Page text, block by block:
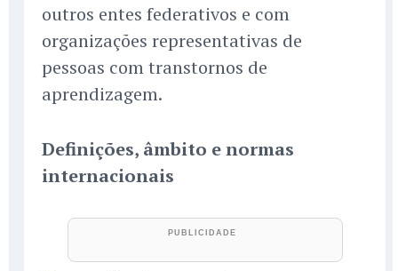
outros entes federativos e com
organizações representativas de
pessoas com transtornos de
aprendizagem.
Definições, âmbito e normas
internacionais